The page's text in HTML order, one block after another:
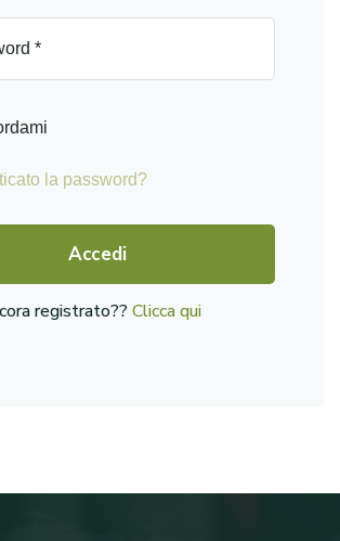
la password?
Accedi
registrato??Clicca qui